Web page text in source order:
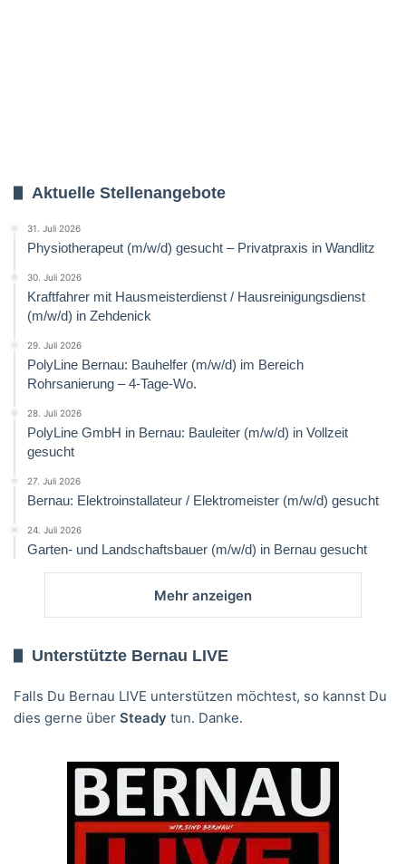
Aktuelle Stellenangebote
31. Juli 2026
Physiotherapeut (m/w/d) gesucht – Privatpraxis in Wandlitz
30. Juli 2026
Kraftfahrer mit Hausmeisterdienst / Hausreinigungsdienst
(m/w/d) in Zehdenick
29. Juli 2026
PolyLine Bernau: Bauhelfer (m/w/d) im Bereich
Rohrsanierung – 4-Tage-Wo.
28. Juli 2026
PolyLine GmbH in Bernau: Bauleiter (m/w/d) in Vollzeit
gesucht
27. Juli 2026
Bernau: Elektroinstallateur / Elektromeister (m/w/d) gesucht
24. Juli 2026
Garten- und Landschaftsbauer (m/w/d) in Bernau gesucht
Mehr anzeigen
Unterstützte Bernau LIVE
Falls Du Bernau LIVE unterstützen möchtest, so kannst Du
dies gerne über Steady tun. Danke.